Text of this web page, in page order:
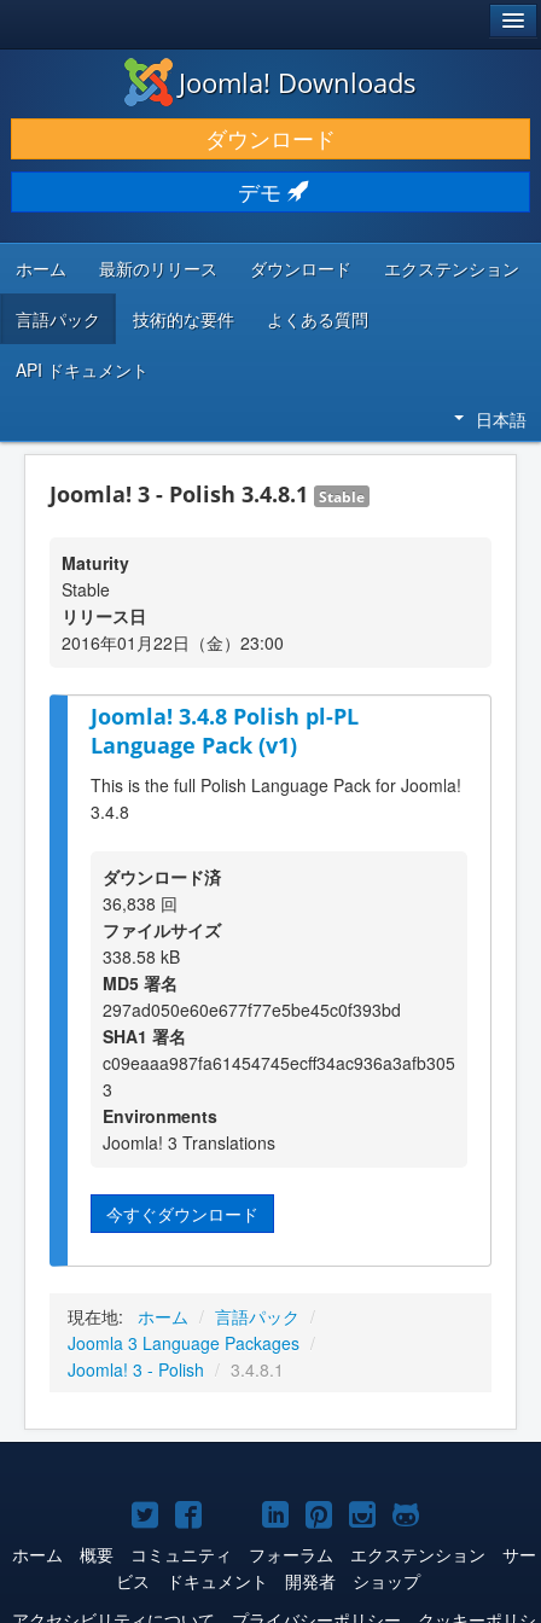
ダウンロードと機能拡張
発見と学び
コミュニティとサポート
開発者向けリソース
Joomla! Downloads
ダウンロード
デモ
ホーム 最新のリリース ダウンロード エクステンション
言語パック 技術的な要件 よくある質問
API ドキュメント
日本語
Joomla! 3 - Polish 3.4.8.1 Stable
Maturity
Stable
リリース日
2016年01月22日（金）23:00
Joomla! 3.4.8 Polish pl-PL
Language Pack (v1)
This is the full Polish Language Pack for Joomla!
3.4.8
ダウンロード済
36,838 回
ファイルサイズ
338.58 kB
MD5 署名
297ad050e60e677f77e5be45c0f393bd
SHA1 署名
c09eaaa987fa61454745ecff34ac936a3afb305
3
Environments
Joomla! 3 Translations
今すぐダウンロード
現在地: ホーム / 言語パック /
Joomla 3 Language Packages /
Joomla! 3 - Polish / 3.4.8.1
Joomla!
Twitter
Joomla!
Facebook
Joomla!
YouTube
Joomla!
LinkedIn
Joomla!
Pinterest
Joomla!
Instagram
Joomla!
GitHub
ホーム 概要 コミュニティ フォーラム エクステンション
サー
ビス
ドキュメント 開発者
ショップ